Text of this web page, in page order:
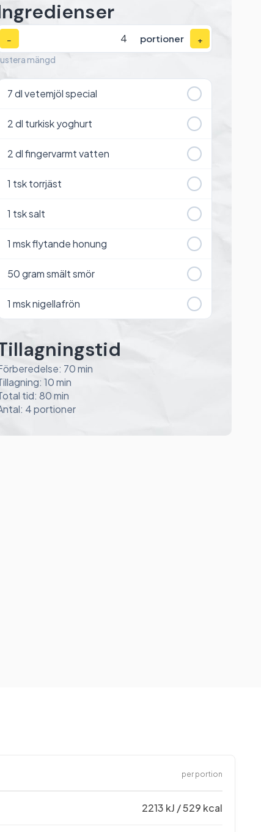
− portioner
+
mängd
7dl vetemjöl special
2dl turkisk yoghurt
2dl fingervarmt vatten
1 tsk torrjäst
1 tsk salt
1 msk flytande honung
50gram smält smör
1 msk nigellafrön
70 min
10 min
tid: 80 min
4 portioner
per portion
2213 kJ / 529 kcal